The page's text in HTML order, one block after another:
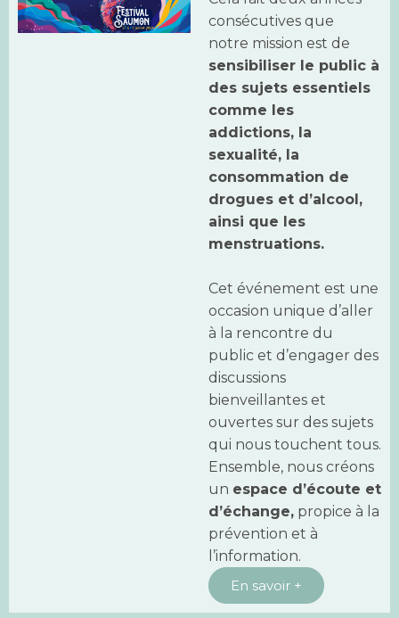
consécutives que
notre mission est de
sensibiliser le public à
des sujets essentiels
comme les
addictions, la
sexualité, la
consommation de
drogues et d’alcool,
ainsi que les
menstruations.
Cet événement est une
occasion unique d’aller
à la rencontre du
public et d’engager des
discussions
bienveillantes et
ouvertes sur des sujets
qui nous touchent tous.
Ensemble, nous créons
un espace d’écoute et
d’échange, propice à la
prévention et à
l’information.
En savoir +